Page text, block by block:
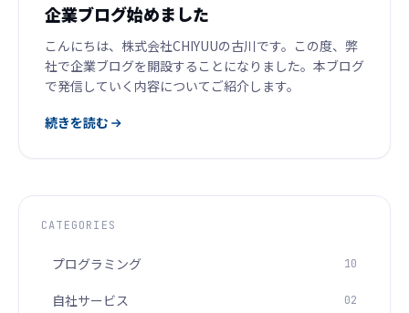
企業ブログ始めました
こんにちは、株式会社CHIYUUの古川です。この度、弊
社で企業ブログを開設することになりました。本ブログ
で発信していく内容についてご紹介します。
続きを読む
CATEGORIES
プログラミング 10
自社サービス 02